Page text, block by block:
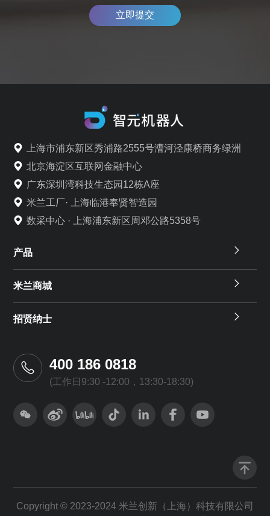
立即提交
上海市浦东新区秀浦路2555号漕河泾康桥商务绿洲
北京海淀区互联网金融中心
广东深圳湾科技生态园12栋A座
米兰工厂· 上海临港奉贤智造园
数采中心 · 上海浦东新区周邓公路5358号
产品
米兰商城
招贤纳士
400 186 0818
(工作日9:30 -12:00，13:30-18:30)
Copyright © 2023-2024 米兰创新（上海）科技有限公司